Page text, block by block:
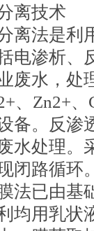
离技术
离法是利
电渗析、
废水，处
、Zn2+
备。反渗
水处理。
闭路循环
法已由基
均用乳状